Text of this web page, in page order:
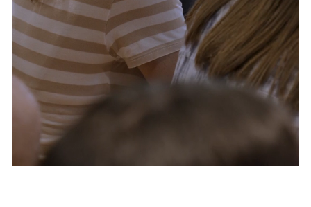
Servizi e accessibilità
Contatti
FAQ
Biglietti